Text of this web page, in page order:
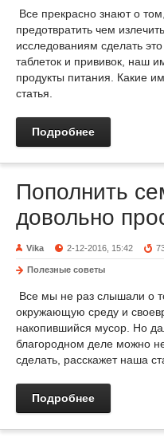
Все прекрасно знают о
предотвратить чем
исследованиям сделать
таблеток и прививок, наш
продукты питания. Какие
статья.
Подробнее
Пополнить
довольно
Vika 2-12-2016, 15:42
Полезные советы
Все мы не раз слышали о
окружающую среду и
накопившийся мусор. Но
благородном деле можно
сделать, расскажет наша
Подробнее